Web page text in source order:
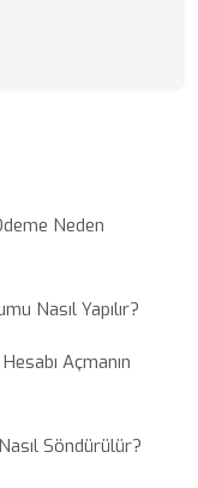
Neden
Nasıl Yapılır?
Açmanın
Söndürülür?